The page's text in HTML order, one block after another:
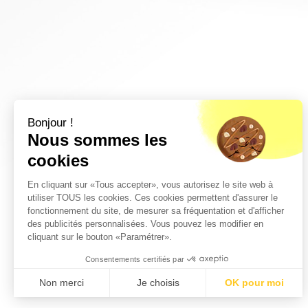
Bonjour !
Nous sommes les
cookies
En cliquant sur «Tous accepter», vous autorisez le site web à
utiliser TOUS les cookies. Ces cookies permettent d'assurer le
fonctionnement du site, de mesurer sa fréquentation et d'afficher
des publicités personnalisées. Vous pouvez les modifier en
cliquant sur le bouton «Paramétrer».
Consentements certifiés par
Non merci Je choisis OK pour moi